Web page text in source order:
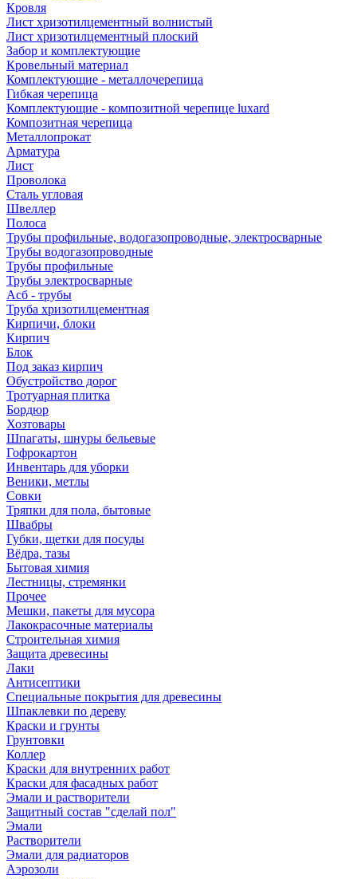
Кровля
Лист хризотилцементный волнистый
Лист хризотилцементный плоский
Забор и комплектующие
Кровельный материал
Комплектующие - металлочерепица
Гибкая черепица
Комплектующие - композитной черепице luxard
Композитная черепица
Металлопрокат
Арматура
Лист
Проволока
Сталь угловая
Швеллер
Полоса
Трубы профильные, водогазопроводные, электросварные
Трубы водогазопроводные
Трубы профильные
Трубы электросварные
Асб - трубы
Труба хризотилцементная
Кирпичи, блоки
Кирпич
Блок
Под заказ кирпич
Обустройство дорог
Тротуарная плитка
Бордюр
Хозтовары
Шпагаты, шнуры бельевые
Гофрокартон
Инвентарь для уборки
Веники, метлы
Совки
Тряпки для пола, бытовые
Швабры
Губки, щетки для посуды
Вёдра, тазы
Бытовая химия
Лестницы, стремянки
Прочее
Мешки, пакеты для мусора
Лакокрасочные материалы
Строительная химия
Защита древесины
Лаки
Антисептики
Специальные покрытия для древесины
Шпаклевки по дереву
Краски и грунты
Грунтовки
Коллер
Краски для внутренних работ
Краски для фасадных работ
Эмали и растворители
Защитный состав "сделай пол"
Эмали
Растворители
Эмали для радиаторов
Аэрозоли